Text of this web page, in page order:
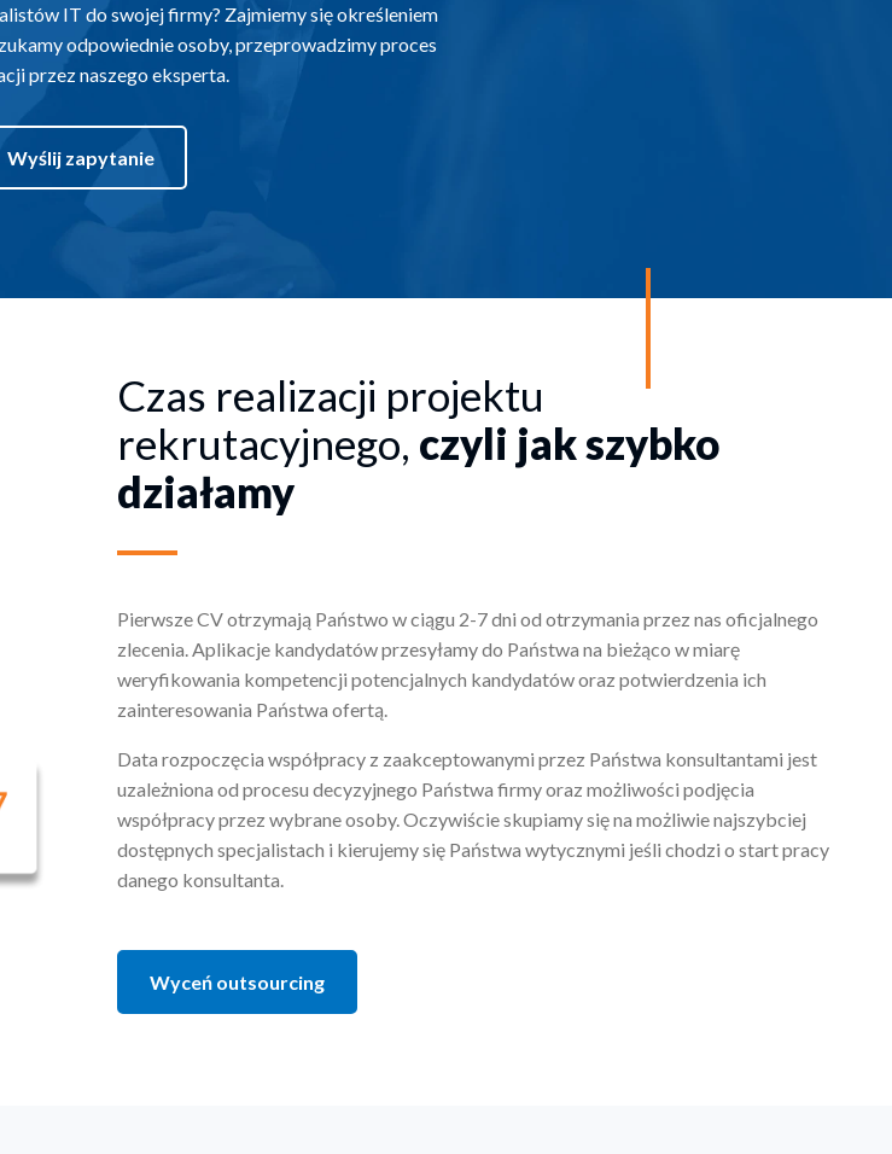
IT do swojej firmy? Zajmiemy się określeniem
odpowiednie osoby, przeprowadzimy proces
przez naszego eksperta.
Wyślij zapytanie
Czas realizacji projektu
rekrutacyjnego, czyli jak szybko
działamy
Pierwsze CV otrzymają Państwo w ciągu 2-7 dni od otrzymania przez nas oficjalnego
zlecenia. Aplikacje kandydatów przesyłamy do Państwa na bieżąco w miarę
weryfikowania kompetencji potencjalnych kandydatów oraz potwierdzenia ich
zainteresowania Państwa ofertą.
Data rozpoczęcia współpracy z zaakceptowanymi przez Państwa konsultantami jest
uzależniona od procesu decyzyjnego Państwa firmy oraz możliwości podjęcia
współpracy przez wybrane osoby. Oczywiście skupiamy się na możliwie najszybciej
dostępnych specjalistach i kierujemy się Państwa wytycznymi jeśli chodzi o start pracy
danego konsultanta.
Wyceń outsourcing